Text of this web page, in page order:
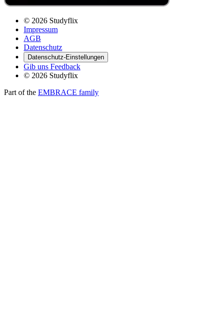
© 2026 Studyflix
Impressum
AGB
Datenschutz
Datenschutz-Einstellungen
Gib uns Feedback
© 2026 Studyflix
Part of the EMBRACE family